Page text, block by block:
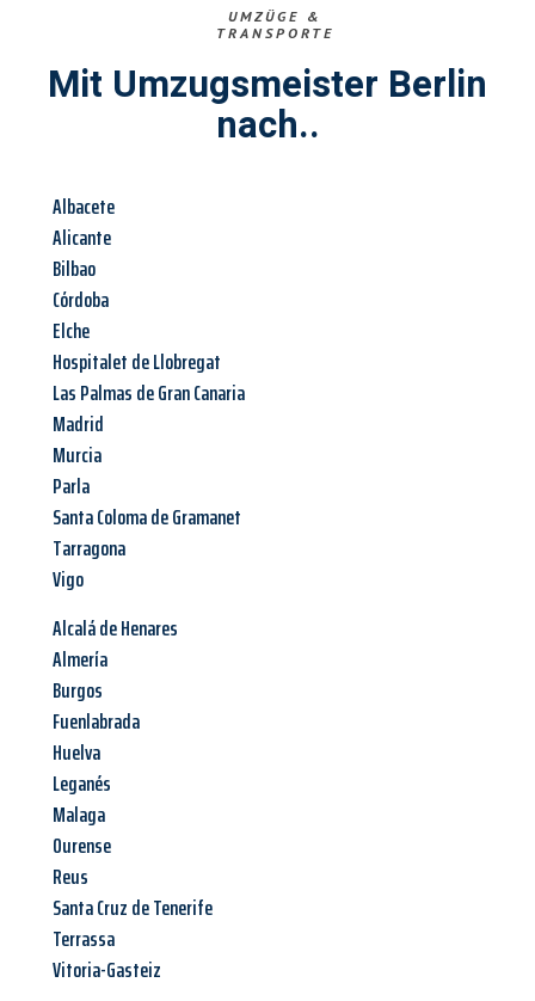
UMZÜGE &
TRANSPORTE
Mit Umzugsmeister Berlin
nach..
Albacete
Alicante
Bilbao
Córdoba
Elche
Hospitalet de Llobregat
Las Palmas de Gran Canaria
Madrid
Murcia
Parla
Santa Coloma de Gramanet
Tarragona
Vigo
Alcalá de Henares
Almería
Burgos
Fuenlabrada
Huelva
Leganés
Malaga
Ourense
Reus
Santa Cruz de Tenerife
Terrassa
Vitoria-Gasteiz